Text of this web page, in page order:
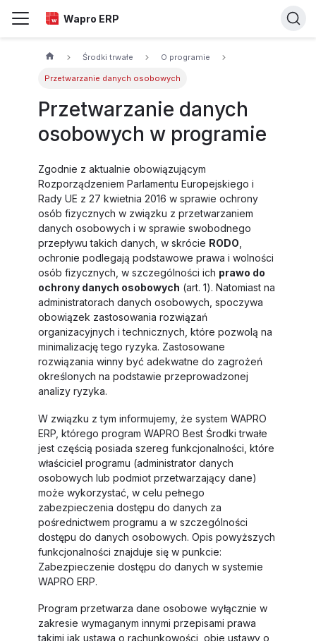
Wapro ERP
Środki trwałe O programie
Przetwarzanie danych osobowych
Przetwarzanie danych
osobowych w programie
Zgodnie z aktualnie obowiązującym
Rozporządzeniem Parlamentu Europejskiego i
Rady UE z 27 kwietnia 2016 w sprawie ochrony
osób fizycznych w związku z przetwarzaniem
danych osobowych i w sprawie swobodnego
przepływu takich danych, w skrócie RODO,
ochronie podlegają podstawowe prawa i wolności
osób fizycznych, w szczególności ich prawo do
ochrony danych osobowych (art. 1). Natomiast na
administratorach danych osobowych, spoczywa
obowiązek zastosowania rozwiązań
organizacyjnych i technicznych, które pozwolą na
minimalizację tego ryzyka. Zastosowane
rozwiązania winny być adekwatne do zagrożeń
określonych na podstawie przeprowadzonej
analizy ryzyka.
W związku z tym informujemy, że system WAPRO
ERP, którego program WAPRO Best Środki trwałe
jest częścią posiada szereg funkcjonalności, które
właściciel programu (administrator danych
osobowych lub podmiot przetwarzający dane)
może wykorzystać, w celu pełnego
zabezpieczenia dostępu do danych za
pośrednictwem programu a w szczególności
dostępu do danych osobowych. Opis powyższych
funkcjonalności znajduje się w punkcie:
Zabezpieczenie dostępu do danych w systemie
WAPRO ERP.
Program przetwarza dane osobowe wyłącznie w
zakresie wymaganym innymi przepisami prawa
takimi jak ustawa o rachunkowości, obie ustawy o